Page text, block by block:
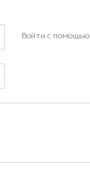
Войти с помощью